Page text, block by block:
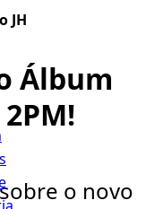
JH
Álbum
o novo